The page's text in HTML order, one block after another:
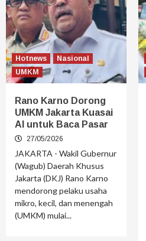
Hotnews
Nasional
UMKM
Rano Karno Dorong
UMKM Jakarta Kuasai
AI untuk Baca Pasar
27/05/2026
JAKARTA - Wakil Gubernur
(Wagub) Daerah Khusus
Jakarta (DKJ) Rano Karno
mendorong pelaku usaha
mikro, kecil, dan menengah
(UMKM) mulai...